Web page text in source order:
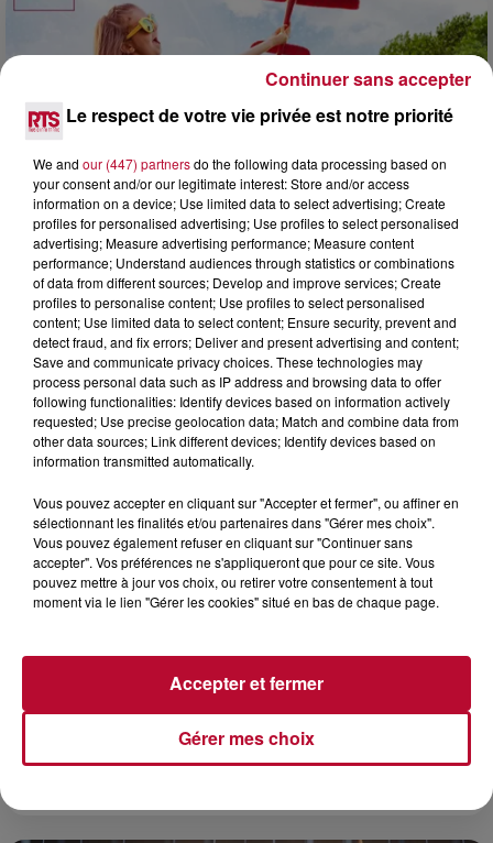
7 août 2026
NOS IDÉES DE SORTIE POUR CE WEEK-END
Comme tous les vendredis, voici une petite sélection des
rendez-vous à ne pas manquer dans le coin. Que vous ayez
envie de voyager à l'autre bout du monde,...
Le respect de votre vie privée est notre priorité
We and our (447) partnersdo the following data processing based on
your consent and/or our legitimate interest: Store and/or access
information on a device; Use limited data to select advertising; Create
profiles for personalised advertising; Use profiles to select personalised
advertising; Measure advertising performance; Measure content
performance; Understand audiences through statistics or combinations
of data from different sources; Develop and improve services; Create
profiles to personalise content; Use profiles to select personalised
content; Use limited data to select content; Ensure security, prevent and
detect fraud, and fix errors; Deliver and present advertising and content;
Save and communicate privacy choices. These technologies may
process personal data such as IP address and browsing data to offer
following functionalities: Identify devices based on information actively
requested; Use precise geolocation data; Match and combine data from
other data sources; Link different devices; Identify devices based on
information transmitted automatically.
Vous pouvez accepter en cliquant sur "Accepter et fermer", ou affiner en
sélectionnant les finalités et/ou partenaires dans "Gérer mes choix".
Vous pouvez également refuser en cliquant sur "Continuer sans
accepter". Vos préférences ne s'appliqueront que pour ce site. Vous
pouvez mettre à jour vos choix, ou retirer votre consentement à tout
moment via le lien "Gérer les cookies" situé en bas de chaque page.
Gérer mes choix
Accepter et fermer
Continuer sans accepter